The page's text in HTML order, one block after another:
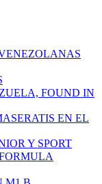
FOUND IN
EN EL
Y SPORT